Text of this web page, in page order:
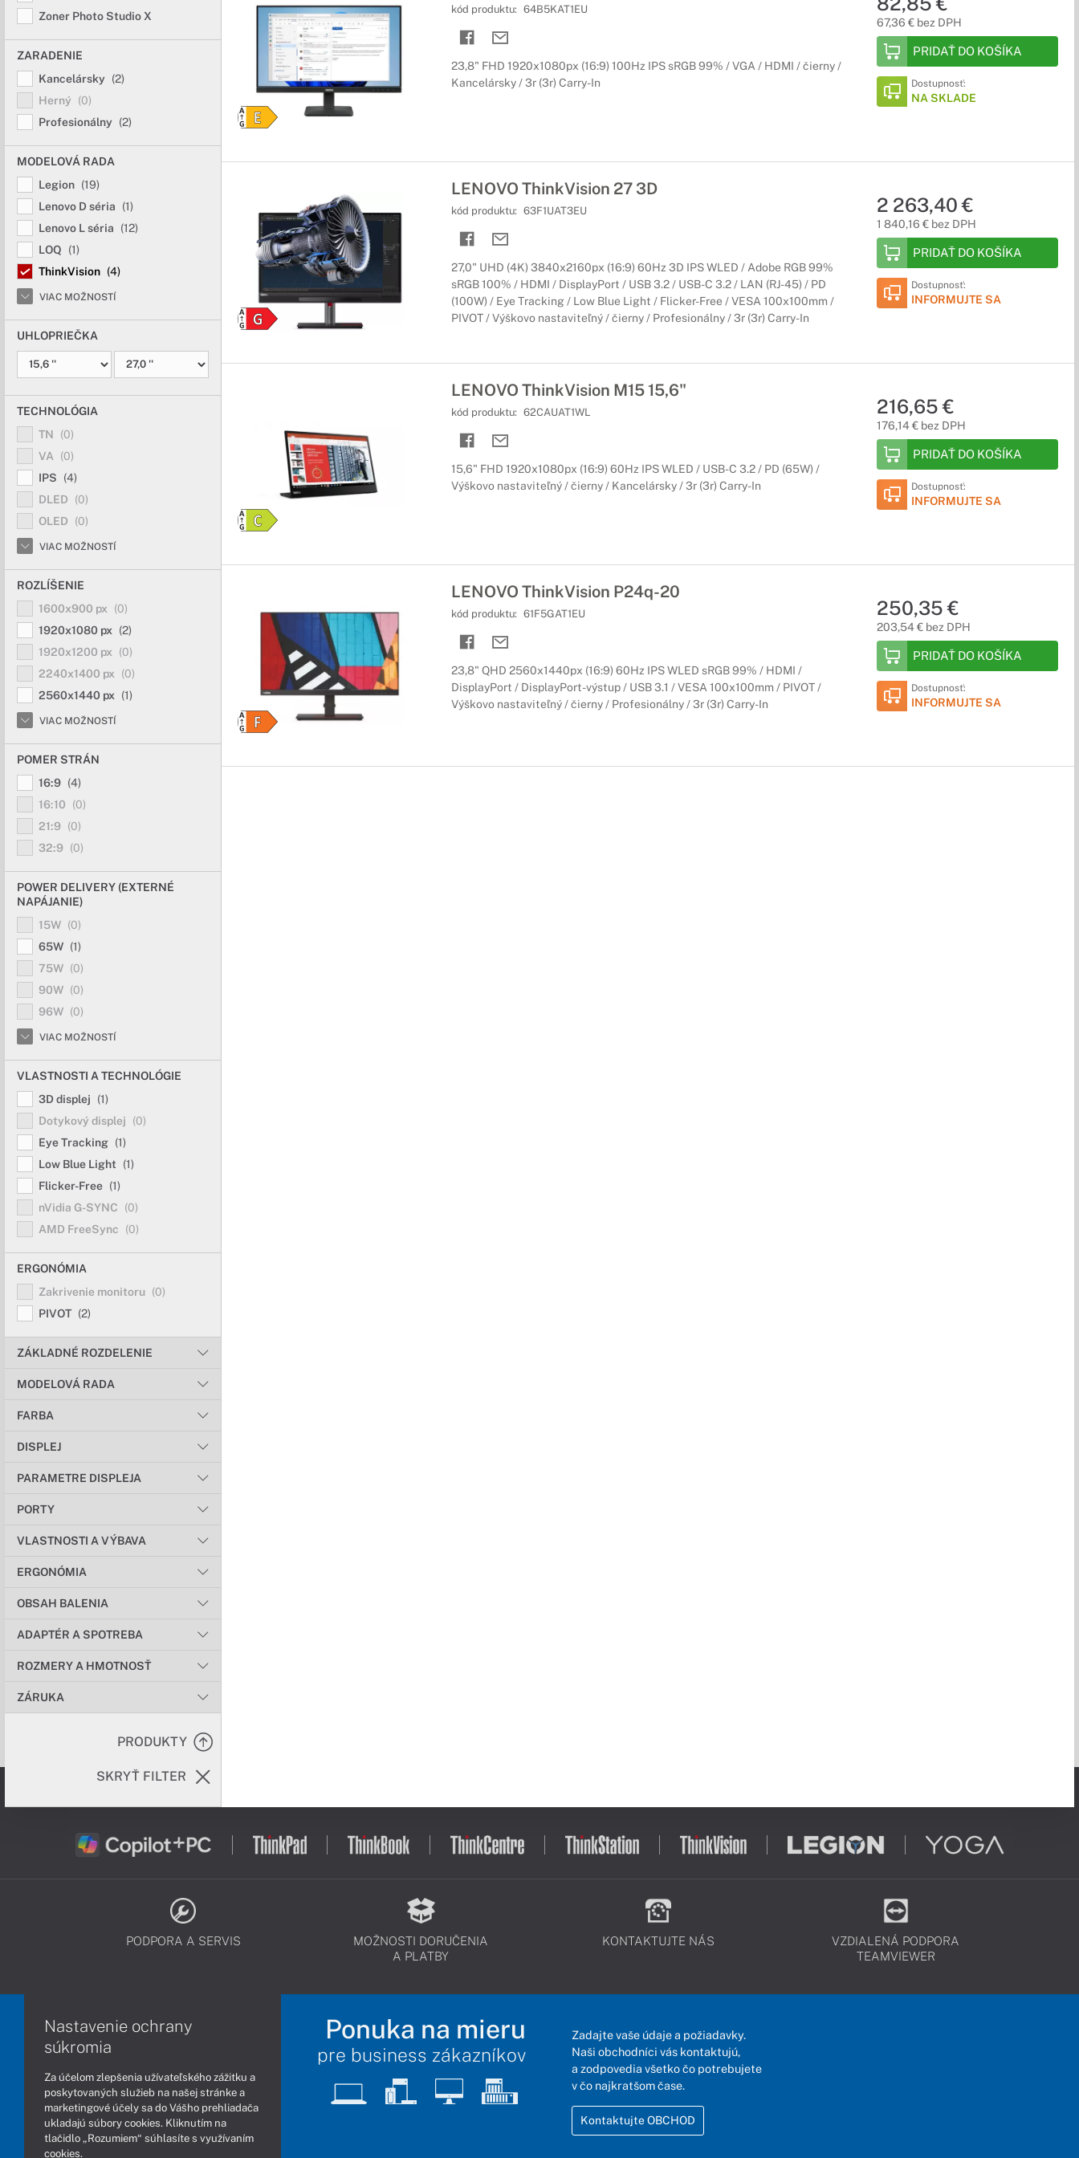
Zoner Photo Studio X
ZARADENIE
Kancelársky (2)
Herný
(0)
Profesionálny (2)
MODELOVÁ RADA
Legion (19)
Lenovo D séria
(1)
Lenovo L séria
(12)
LOQ
(1)
ThinkVision (4)
VIAC MOŽNOSTÍ
UHLOPRIEČKA
TECHNOLÓGIA
TN
(0)
VA
(0)
IPS
(4)
DLED
(0)
OLED
(0)
VIAC MOŽNOSTÍ
ROZLÍŠENIE
1600x900 px
(0)
1920x1080 px
(2)
1920x1200 px
(0)
2240x1400 px
(0)
2560x1440 px
(1)
VIAC MOŽNOSTÍ
POMER STRÁN
16:9 (4)
16:10
(0)
21:9 (0)
32:9 (0)
POWER DELIVERY (EXTERNÉ
NAPÁJANIE)
15W (0)
65W (1)
75W (0)
90W (0)
96W (0)
VIAC MOŽNOSTÍ
VLASTNOSTI A TECHNOLÓGIE
3D displej
(1)
Dotykový displej
(0)
Eye Tracking (1)
Low Blue Light
(1)
Flicker-Free (1)
nVidia G-SYNC
(0)
AMD FreeSync
(0)
ERGONÓMIA
Zakrivenie monitoru
(0)
PIVOT (2)
ZÁKLADNÉ ROZDELENIE
MODELOVÁ RADA
FARBA
DISPLEJ
PARAMETRE DISPLEJA
PORTY
VLASTNOSTI A VÝBAVA
ERGONÓMIA
OBSAH BALENIA
ADAPTÉR A SPOTREBA
ROZMERY A HMOTNOSŤ
ZÁRUKA
PRODUKTY
SKRYŤ FILTER
kód produktu: 64B5KAT1EU
23,8" FHD 1920x1080px (16:9) 100Hz IPS sRGB 99% / VGA / HDMI / čierny /
Kancelársky / 3r (3r) Carry-In
67,36 € bez DPH
PRIDAŤ DO KOŠÍKA
Dostupnosť:
NA SKLADE
LENOVO ThinkVision 27 3D
kód produktu: 63F1UAT3EU
27,0" UHD (4K) 3840x2160px (16:9) 60Hz 3D IPS WLED / Adobe RGB 99%
sRGB 100% / HDMI / DisplayPort / USB 3.2 / USB-C 3.2 / LAN (RJ-45) / PD
(100W) / Eye Tracking / Low Blue Light / Flicker-Free / VESA 100x100mm /
PIVOT / Výškovo nastaviteľný / čierny / Profesionálny / 3r (3r) Carry-In
2 263,40 €
1 840,16 € bez DPH
PRIDAŤ DO KOŠÍKA
Dostupnosť:
INFORMUJTE SA
LENOVO ThinkVision M15 15,6"
kód produktu: 62CAUAT1WL
15,6" FHD 1920x1080px (16:9) 60Hz IPS WLED / USB-C 3.2 / PD (65W) /
Výškovo nastaviteľný / čierny / Kancelársky / 3r (3r) Carry-In
216,65 €
176,14 € bez DPH
PRIDAŤ DO KOŠÍKA
Dostupnosť:
INFORMUJTE SA
LENOVO ThinkVision P24q-20
kód produktu: 61F5GAT1EU
23,8" QHD 2560x1440px (16:9) 60Hz IPS WLED sRGB 99% / HDMI /
DisplayPort / DisplayPort-výstup / USB 3.1 / VESA 100x100mm / PIVOT /
Výškovo nastaviteľný / čierny / Profesionálny / 3r (3r) Carry-In
250,35 €
203,54 € bez DPH
PRIDAŤ DO KOŠÍKA
Dostupnosť:
INFORMUJTE SA
PODPORA A SERVIS
MOŽNOSTI DORUČENIA
A PLATBY
KONTAKTUJTE NÁS
VZDIALENÁ PODPORA
TEAMVIEWER
Ponuka na mieru
pre business zákazníkov
Zadajte vaše údaje a požiadavky.
Naši obchodníci vás kontaktujú,
a zodpovedia všetko čo potrebujete
v čo najkratšom čase.
Kontaktujte OBCHOD
Nastavenie ochrany
súkromia
Za účelom zlepšenia užívateľského zážitku a
poskytovaných služieb na našej stránke a
marketingové účely sa do Vášho prehliadača
ukladajú súbory cookies. Kliknutím na
tlačidlo „Rozumiem“ súhlasíte s využívaním
cookies.